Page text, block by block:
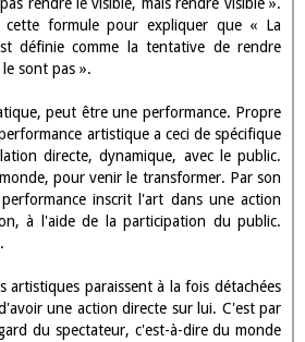
cette formule pour expliquer que « La
définie comme la tentative de rendre
sont pas ».
peut être une performance. Propre
artistique a ceci de spécifique
directe, dynamique, avec le public.
pour venir le transformer. Par son
inscrit l'art dans une action
à l'aide de la participation du public.
artistiques paraissent à la fois détachées
une action directe sur lui. C'est par
du spectateur, c'est-à-dire du monde